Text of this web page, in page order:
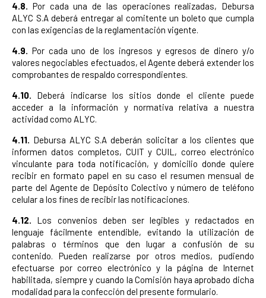
4.8. Por cada una de las operaciones realizadas, Debursa
ALYC S.A deberá entregar al comitente un boleto que cumpla
con las exigencias de la reglamentación vigente.
4.9. Por cada uno de los ingresos y egresos de dinero y/o
valores negociables efectuados, el Agente deberá extender los
comprobantes de respaldo correspondientes.
4.10. Deberá indicarse los sitios donde el cliente puede
acceder a la información y normativa relativa a nuestra
actividad como ALYC.
4.11. Debursa ALYC S.A deberán solicitar a los clientes que
informen datos completos, CUIT y CUIL, correo electrónico
vinculante para toda notificación, y domicilio donde quiere
recibir en formato papel en su caso el resumen mensual de
parte del Agente de Depósito Colectivo y número de teléfono
celular a los fines de recibir las notificaciones.
4.12. Los convenios deben ser legibles y redactados en
lenguaje fácilmente entendible, evitando la utilización de
palabras o términos que den lugar a confusión de su
contenido. Pueden realizarse por otros medios, pudiendo
efectuarse por correo electrónico y la página de Internet
habilitada, siempre y cuando la Comisión haya aprobado dicha
modalidad para la confección del presente formulario.